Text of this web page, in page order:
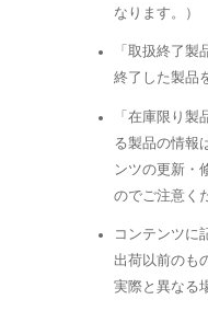
なります。）
「取扱終了
終了した製品
「在庫限り
る製品の情報
ンツの更新・
のでご注意く
コンテンツに
出荷以前のも
実際と異なる